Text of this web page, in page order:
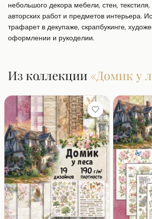
небольшого декора мебели, стен,
авторских работ и предметов интерьера.
трафарет в декупаже, скрапбукинге,
оформлении и рукоделии.
Из коллекции «Домик у